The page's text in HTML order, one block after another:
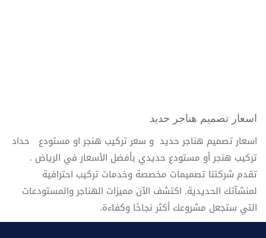
اسعار تصميم هناجر حديد
اسعار تصميم هناجر حديد و سعر تركيب هنجر او مستودع حداد
تركيب هنجر أو مستودع حديدي بأفضل الأسعار في الرياض .
تقدم شركتنا تصميمات مخصصة وخدمات تركيب احترافية
لمنشآتك الحديدية. اكتشف الآن مميزات الهناجر والمستودعات
التي ستجعل مشروعك أكثر نجاحًا وكفاءة.